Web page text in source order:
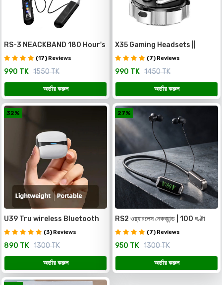
RS-3 NEACKBAND 180 Hour's
Charging Backup with Voice
Change
(17) Reviews
990 TK 1550 TK
অর্ডার করুন
X35 Gaming Headsets ||
premium Quality
(7) Reviews
990 TK 1450 TK
অর্ডার করুন
32%
U39 Tru wireless Bluetooth
headset| plating earphone
tws| premium Quality
(3) Reviews
890 TK 1300 TK
অর্ডার করুন
27%
RS2 ওয়্যারলেস নেকব্যান্ড | 100 ঘণ্টা
ব্যাটারি ব্যাকআপ | ৫টি ভয়েস চেঞ্জ | মেমোরি
কার্ড সাপোর্ট | সুপার বেস HD সাউন্ড
(7) Reviews
950 TK 1300 TK
অর্ডার করুন